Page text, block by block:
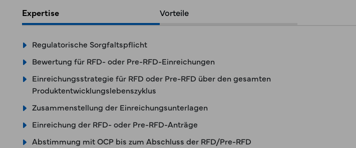
Expertise Vorteile
Regulatorische Sorgfaltspflicht
Bewertung für RFD- oder Pre-RFD-Einreichungen
Einreichungsstrategie für RFD oder Pre-RFD über den gesamten
Produktentwicklungslebenszyklus
Zusammenstellung der Einreichungsunterlagen
Einreichung der RFD- oder Pre-RFD-Anträge
Abstimmung mit OCP bis zum Abschluss der RFD/Pre-RFD